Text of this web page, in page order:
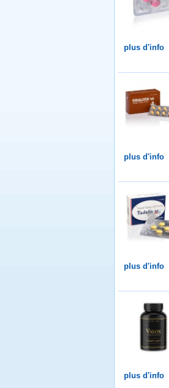
plus d'info
plus d'info
plus d'info
plus d'info